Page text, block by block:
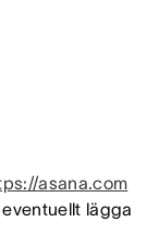
asana.com
lägga